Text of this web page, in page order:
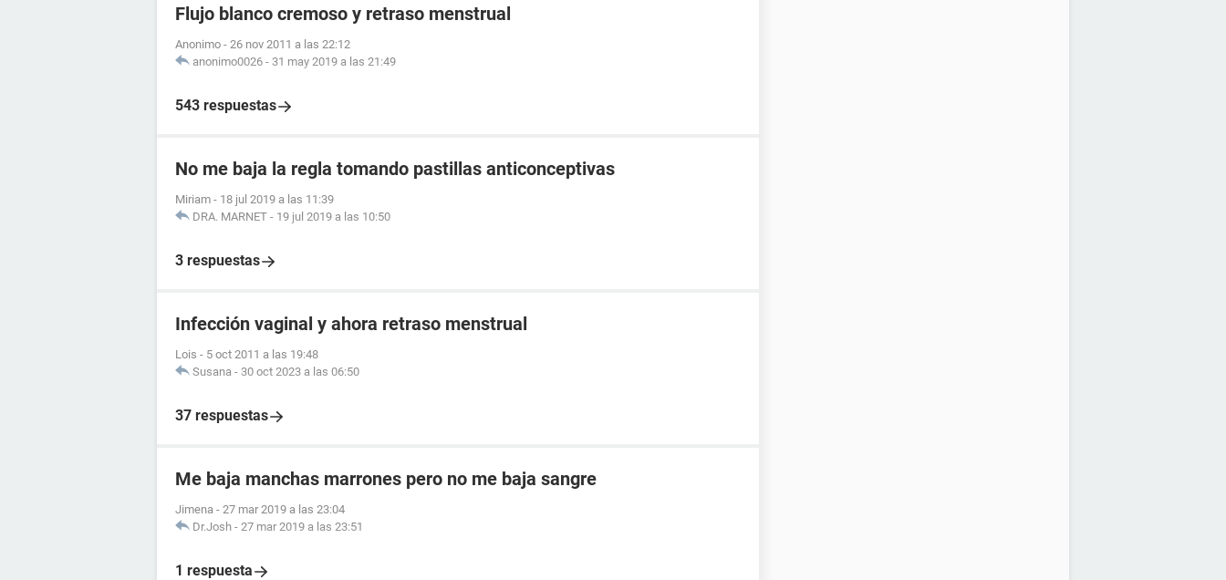
Flujo blanco cremoso y retraso menstrual
Anonimo - 26 nov 2011 a las 22:12
anonimo0026 - 31 may 2019 a las 21:49
543 respuestas
No me baja la regla tomando pastillas anticonceptivas
Miriam - 18 jul 2019 a las 11:39
DRA. MARNET - 19 jul 2019 a las 10:50
3 respuestas
Infección vaginal y ahora retraso menstrual
Lois - 5 oct 2011 a las 19:48
Susana - 30 oct 2023 a las 06:50
37 respuestas
Me baja manchas marrones pero no me baja sangre
Jimena - 27 mar 2019 a las 23:04
Dr.Josh - 27 mar 2019 a las 23:51
1 respuesta